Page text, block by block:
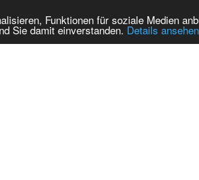
Funktionen für soziale Medien
Sie damit einverstanden. Details ansehen